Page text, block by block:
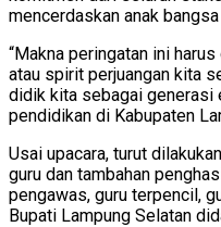
mencerdaskan anak
“Makna peringatan ini
atau spirit perjuangan kita
didik kita sebagai generasi
pendidikan di Kabupaten
Usai upacara, turut
guru dan tambahan
pengawas, guru terpencil,
Bupati Lampung Selatan